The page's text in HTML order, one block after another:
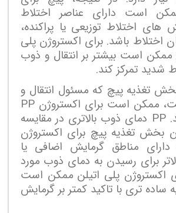
است دارای عناصر اختلاط
های اختلاط توزیعی یا پراکنده،
اختلاط باشد. برای اکستروژن پلی
ممکن است بیشتر بر انتقال و ذوب
شدید تمرکز کند.
تغذیه پیچ که مسئول انتقال و
ممکن است برای اکستروژن PP
PP دمای ذوب بالاتری در مقایسه
بخش تغذیه پیچ برای اکستروژن
مناطق گرمایش اضافی یا
برای رسیدن به دمای ذوب مورد
اکستروژن پلی اتیلن ممکن است
تری با تاکید کمتر بر گرمایش